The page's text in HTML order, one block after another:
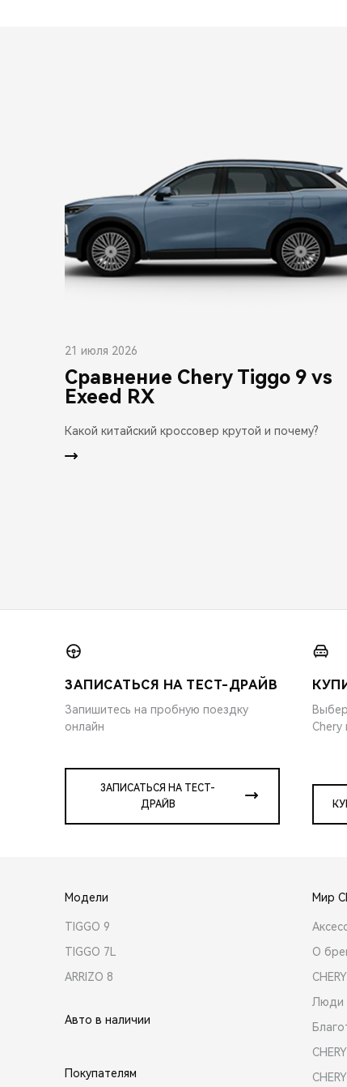
21 июля 2026
Сравнение Chery Tiggo 9 vs
Exeed RX
Какой китайский кроссовер крутой и почему?
ЗАПИСАТЬСЯ НА ТЕСТ-ДРАЙВ
Запишитесь на пробную поездку
онлайн
ЗАПИСАТЬСЯ НА ТЕСТ-
ДРАЙВ
Chery
Модели
TIGGO 9
TIGGO 7L
ARRIZO 8
Авто в наличии
Покупателям
Мир
О
Люди